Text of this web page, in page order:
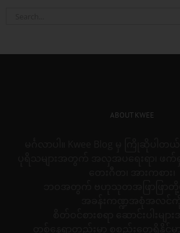
ABOUT KWEE